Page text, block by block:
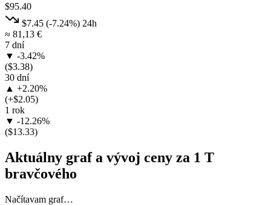
$95.40
$7.45 (-7.24%) 24h
≈ 81,13 €
7 dní
▼ -3.42%
($3.38)
30 dní
▲ +2.20%
(+$2.05)
1 rok
▼ -12.26%
($13.33)
Aktuálny graf a vývoj ceny za 1 T
bravčového
Načítavam graf…